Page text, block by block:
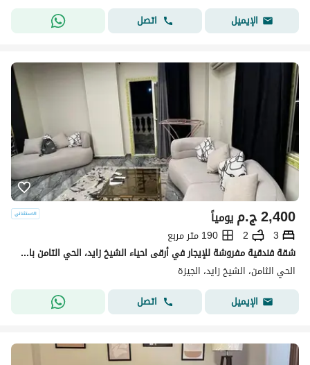
الإيميل
اتصل
ج.م2,400 يومياً
3
2
190 متر مربع
شقة فندقية مفروشة للإيجار في أرقى احياء الشيخ زايد، الحي التامن باقل سعر يومي قريبة من جميع الخدمات.
الحي الثامن، الشيخ زايد، الجيزة
الإيميل
اتصل